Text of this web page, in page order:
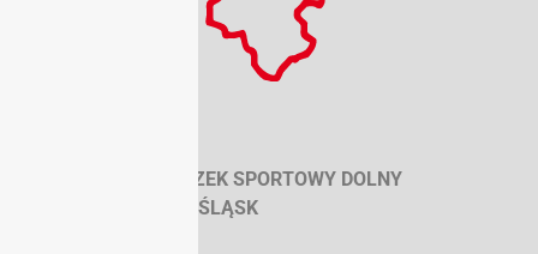
SZKOLNY ZWIĄZEK SPORTOWY DOLNY
ŚLĄSK